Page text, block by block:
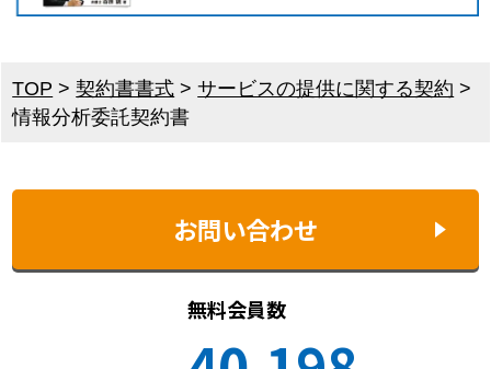
TOP >契約書書式 >サービスの提供に関する契約 >
情報分析委託契約書
お問い合わせ
無料会員数